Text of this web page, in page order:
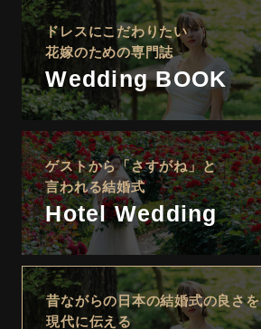
ドレスにこだわりたい
花嫁のための専門誌
Wedding BOOK
ゲストから「さすがね」と
言われる結婚式
Hotel Wedding
昔ながらの日本の結婚式の良さを
現代に伝える